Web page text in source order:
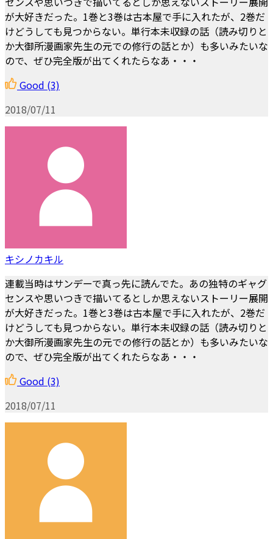
が大好きだった。1巻と3巻は古本屋で手に入れたが、2巻だ
けどうしても見つからない。単行本未収録の話（読み切りと
か大御所漫画家先生の元での修行の話とか）も多いみたいな
ので、ぜひ完全版が出てくれたらなあ・・・
Good (3)
2018/07/11
キシノカキル
連載当時はサンデーで真っ先に読んでた。あの独特のギャグ
センスや思いつきで描いてるとしか思えないストーリー展開
が大好きだった。1巻と3巻は古本屋で手に入れたが、2巻だ
けどうしても見つからない。単行本未収録の話（読み切りと
か大御所漫画家先生の元での修行の話とか）も多いみたいな
ので、ぜひ完全版が出てくれたらなあ・・・
Good (3)
2018/07/11